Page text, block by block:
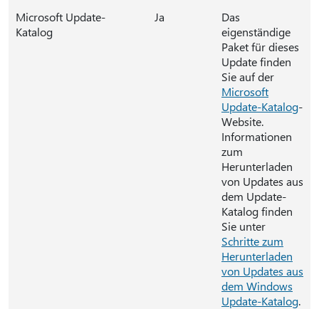
Microsoft Update-
Katalog
Ja
Das
eigenständige
Paket für dieses
Update finden
Sie auf der
Microsoft
Update-Katalog-
Website.
Informationen
zum
Herunterladen
von Updates aus
dem Update-
Katalog finden
Sie unter
Schritte zum
Herunterladen
von Updates aus
dem Windows
Update-Katalog.